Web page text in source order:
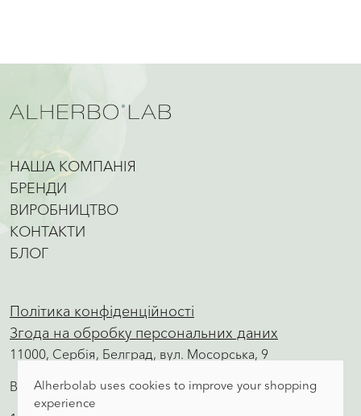
НАША КОМПАНІЯ
БРЕНДИ
ВИРОБНИЦТВО
КОНТАКТИ
БЛОГ
Політика конфіденційності
Згода на обробку персональних даних
11000, Сербія, Белград, вул. Мосорська, 9
Виробництво, відділ збуту, склад
Alherbolab uses cookies to improve your shopping
experience